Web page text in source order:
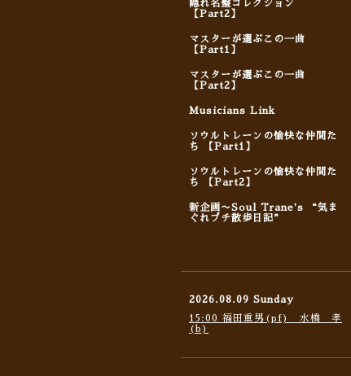
隠れ名盤コレクション
【Part2】
マスターが選ぶこの一曲
【Part1】
マスターが選ぶこの一曲
【Part2】
Musicians Link
ソウルトレーンの愉快な仲間た
ち 【Part1】
ソウルトレーンの愉快な仲間た
ち 【Part2】
新企画〜Soul Trane's “気ま
ぐれプチ散歩日記”
2026.08.09 Sunday
15:00 福田重男(pf) 水橋 孝
(b)